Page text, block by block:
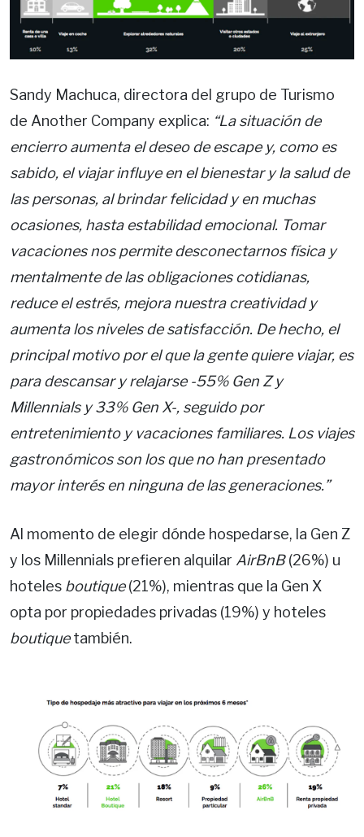
Sandy Machuca, directora del grupo de Turismo
de Another Company explica: “La situación de
encierro aumenta el deseo de escape y, como es
sabido, el viajar influye en el bienestar y la salud de
las personas, al brindar felicidad y en muchas
ocasiones, hasta estabilidad emocional. Tomar
vacaciones nos permite desconectarnos física y
mentalmente de las obligaciones cotidianas,
reduce el estrés, mejora nuestra creatividad y
aumenta los niveles de satisfacción. De hecho, el
principal motivo por el que la gente quiere viajar, es
para descansar y relajarse -55% Gen Z y
Millennials y 33% Gen X-, seguido por
entretenimiento y vacaciones familiares. Los viajes
gastronómicos son los que no han presentado
mayor interés en ninguna de las generaciones.”
Al momento de elegir dónde hospedarse, la Gen Z
y los Millennials prefieren alquilar AirBnB(26%) u
hoteles boutique(21%), mientras que la Gen X
opta por propiedades privadas (19%) y hoteles
boutiquetambién.